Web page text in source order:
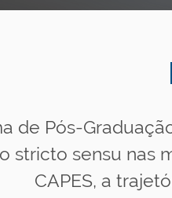
de Pós-
stricto sensu nas
CAPES, a